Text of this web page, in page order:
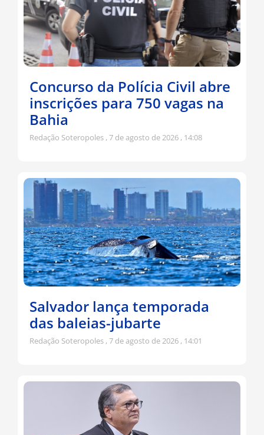
Concurso da Polícia Civil abre
inscrições para 750 vagas na
Bahia
Redação Soteropoles 7 de agosto de 2026 14:08
Salvador lança temporada
das baleias-jubarte
Redação Soteropoles 7 de agosto de 2026 14:01